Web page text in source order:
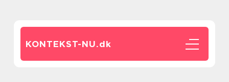
KONTEKST-NU.dk